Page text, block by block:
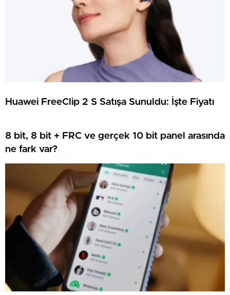
Huawei FreeClip 2 S Satışa Sunuldu: İşte Fiyatı
8 bit, 8 bit + FRC ve gerçek 10 bit panel arasında
ne fark var?